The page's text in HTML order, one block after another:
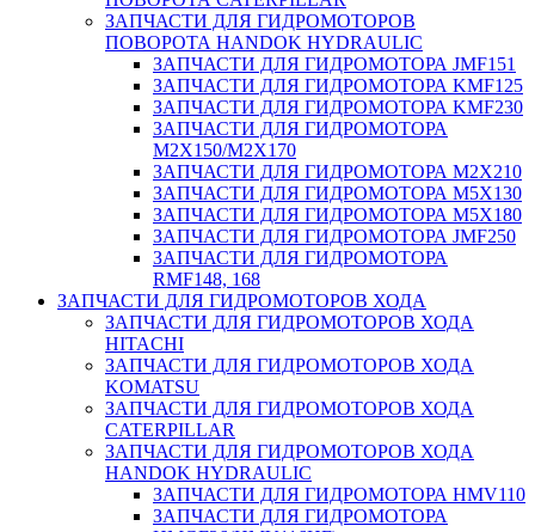
ЗАПЧАСТИ ДЛЯ ГИДРОМОТОРОВ
ПОВОРОТА HANDOK HYDRAULIC
ЗАПЧАСТИ ДЛЯ ГИДРОМОТОРА JMF151
ЗАПЧАСТИ ДЛЯ ГИДРОМОТОРА KMF125
ЗАПЧАСТИ ДЛЯ ГИДРОМОТОРА KMF230
ЗАПЧАСТИ ДЛЯ ГИДРОМОТОРА
M2X150/M2X170
ЗАПЧАСТИ ДЛЯ ГИДРОМОТОРА M2X210
ЗАПЧАСТИ ДЛЯ ГИДРОМОТОРА M5X130
ЗАПЧАСТИ ДЛЯ ГИДРОМОТОРА M5X180
ЗАПЧАСТИ ДЛЯ ГИДРОМОТОРА JMF250
ЗАПЧАСТИ ДЛЯ ГИДРОМОТОРА
RMF148, 168
ЗАПЧАСТИ ДЛЯ ГИДРОМОТОРОВ ХОДА
ЗАПЧАСТИ ДЛЯ ГИДРОМОТОРОВ ХОДА
HITACHI
ЗАПЧАСТИ ДЛЯ ГИДРОМОТОРОВ ХОДА
KOMATSU
ЗАПЧАСТИ ДЛЯ ГИДРОМОТОРОВ ХОДА
CATERPILLAR
ЗАПЧАСТИ ДЛЯ ГИДРОМОТОРОВ ХОДА
HANDOK HYDRAULIC
ЗАПЧАСТИ ДЛЯ ГИДРОМОТОРА HMV110
ЗАПЧАСТИ ДЛЯ ГИДРОМОТОРА